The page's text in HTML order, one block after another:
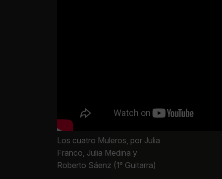
Los cuatro Muleros, por Julia
Franco, Julia Medina y
Roberto Sáenz (1° Guitarra)